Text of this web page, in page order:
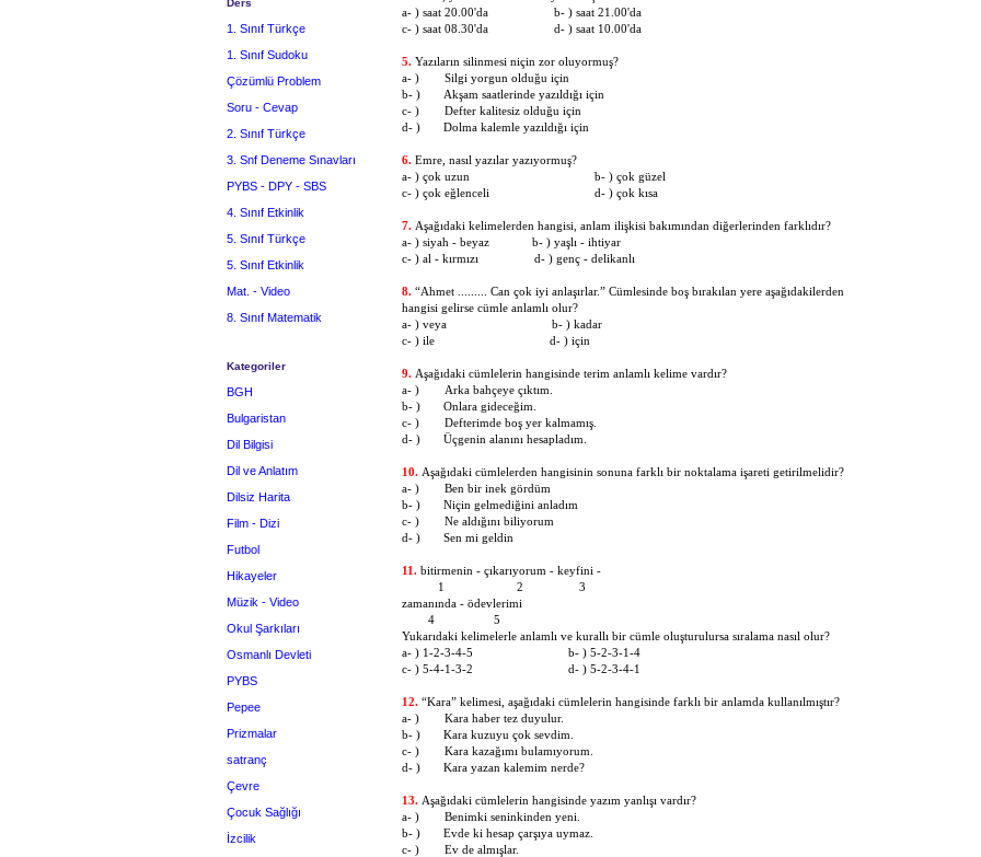
a- ) saat 20.00'da b- ) saat 21.00'da
c- ) saat 08.30'da d- ) saat 10.00'da
5. Yazıların silinmesi niçin zor oluyormuş?
a- )
Silgi yorgun olduğu için
b- )
Akşam saatlerinde yazıldığı için
c- )
Defter kalitesiz olduğu için
d- )
Dolma kalemle yazıldığı için
6. Emre, nasıl yazılar yazıyormuş?
a- ) çok uzun b- ) çok güzel
c- ) çok eğlenceli d- ) çok kısa
7. Aşağıdaki kelimelerden hangisi, anlam ilişkisi bakımından diğerlerinden farklıdır?
a- ) siyah - beyaz b- ) yaşlı - ihtiyar
c- ) al - kırmızı d- ) genç - delikanlı
8. “Ahmet ......... Can çok iyi anlaşırlar.” Cümlesinde boş bırakılan yere aşağıdakilerden
hangisi gelirse cümle anlamlı olur?
a- ) veya b- ) kadar
c- ) ile d- ) için
9. Aşağıdaki cümlelerin hangisinde terim anlamlı kelime vardır?
a- )
Arka bahçeye çıktım.
b- )
Onlara gideceğim.
c- )
Defterimde boş yer kalmamış.
d- )
Üçgenin alanını hesapladım.
10. Aşağıdaki cümlelerden hangisinin sonuna farklı bir noktalama işareti getirilmelidir?
a- )
Ben bir inek gördüm
b- )
Niçin gelmediğini anladım
c- )
Ne aldığını biliyorum
d- )
Sen mi geldin
11. bitirmenin - çıkarıyorum - keyfini -
1 2 3
zamanında - ödevlerimi
4 5
Yukarıdaki kelimelerle anlamlı ve kurallı bir cümle oluşturulursa sıralama nasıl olur?
a- ) 1-2-3-4-5 b- ) 5-2-3-1-4
c- ) 5-4-1-3-2 d- ) 5-2-3-4-1
12. “Kara” kelimesi, aşağıdaki cümlelerin hangisinde farklı bir anlamda kullanılmıştır?
a- )
Kara haber tez duyulur.
b- )
Kara kuzuyu çok sevdim.
c- )
Kara kazağımı bulamıyorum.
d- )
Kara yazan kalemim nerde?
13. Aşağıdaki cümlelerin hangisinde yazım yanlışı vardır?
a- )
Benimki seninkinden yeni.
b- )
Evde ki hesap çarşıya uymaz.
c- )
Ev de almışlar.
Ders
1. Sınıf Türkçe
1. Sınıf Sudoku
Çözümlü Problem
Soru - Cevap
2. Sınıf Türkçe
3. Snf Deneme Sınavları
PYBS - DPY - SBS
4. Sınıf Etkinlik
5. Sınıf Türkçe
5. Sınıf Etkinlik
Mat. - Video
8. Sınıf Matematik
Kategoriler
BGH
Bulgaristan
Dil Bilgisi
Dil ve Anlatım
Dilsiz Harita
Film - Dizi
Futbol
Hikayeler
Müzik - Video
Okul Şarkıları
Osmanlı Devleti
PYBS
Pepee
Prizmalar
satranç
Çevre
Çocuk Sağlığı
İzcilik